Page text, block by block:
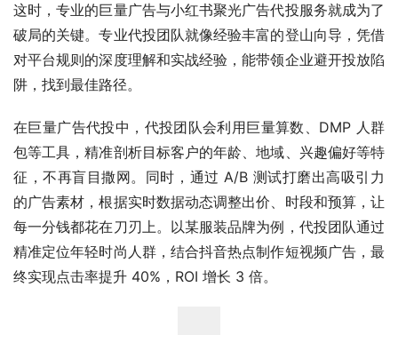
这时，专业的巨量广告与小红书聚光广告代投服务就成为了
破局的关键。专业代投团队就像经验丰富的登山向导，凭借
对平台规则的深度理解和实战经验，能带领企业避开投放陷
阱，找到最佳路径。​
在巨量广告代投中，代投团队会利用巨量算数、DMP 人群
包等工具，精准剖析目标客户的年龄、地域、兴趣偏好等特
征，不再盲目撒网。同时，通过 A/B 测试打磨出高吸引力
的广告素材，根据实时数据动态调整出价、时段和预算，让
每一分钱都花在刀刃上。以某服装品牌为例，代投团队通过
精准定位年轻时尚人群，结合抖音热点制作短视频广告，最
终实现点击率提升 40%，ROI 增长 3 倍。​